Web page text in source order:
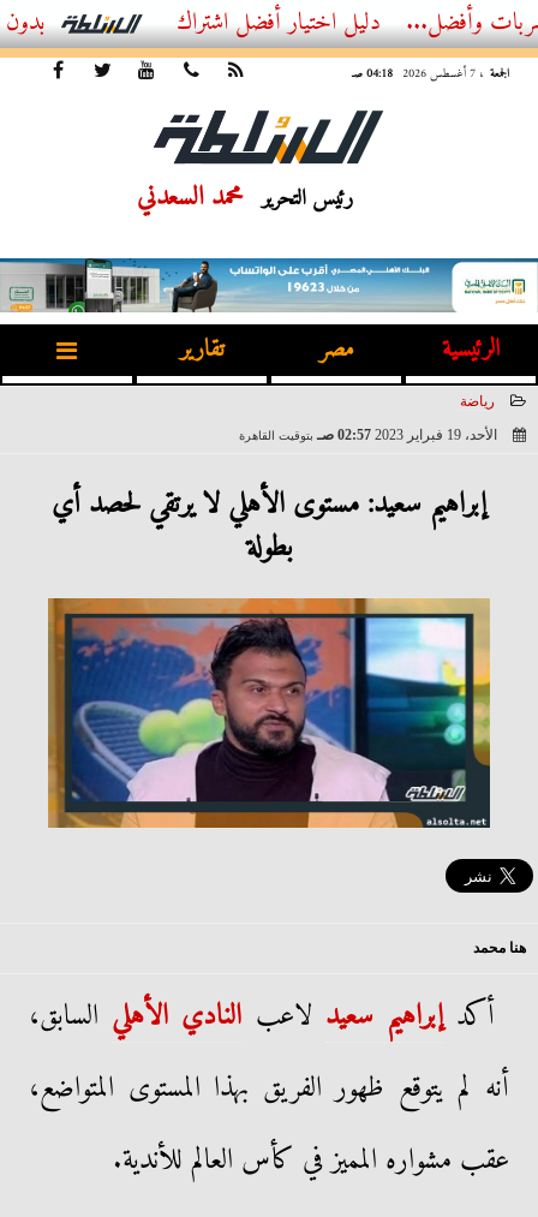
أفضل اشتراك IPTV بدون تقطيع 2026 – دليل المشاهد العصري
الجمعة ، 7 أغسطس 2026 04:18 صـ
رئيس التحرير محمد السعدني
الرئيسية مصر تقارير
رياضة
الأحد، 19 فبراير 2023
02:57 صـ بتوقيت القاهرة
إبراهيم سعيد: مستوى الأهلي لا يرتقي لحصد أي
بطولة
هنا محمد
أكدإبراهيم سعيد لاعب النادي الأهلي السابق،
أنه لم يتوقع ظهور الفريق بهذا المستوى المتواضع،
عقب مشواره المميز في كأس العالم للأندية.